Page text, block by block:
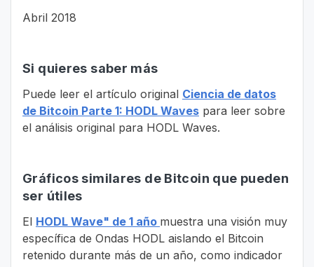
Abril 2018
Si quieres saber más
Puede leer el artículo original Ciencia de datos
de Bitcoin Parte 1: HODL Waves para leer sobre
el análisis original para HODL Waves.
Gráficos similares de Bitcoin que pueden
ser útiles
El HODL Wave" de 1 año muestra una visión muy
específica de Ondas HODL aislando el Bitcoin
retenido durante más de un año, como indicador